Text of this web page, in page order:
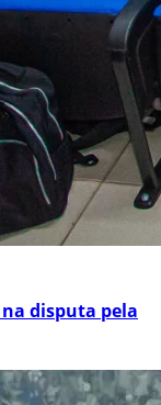
disputa pela